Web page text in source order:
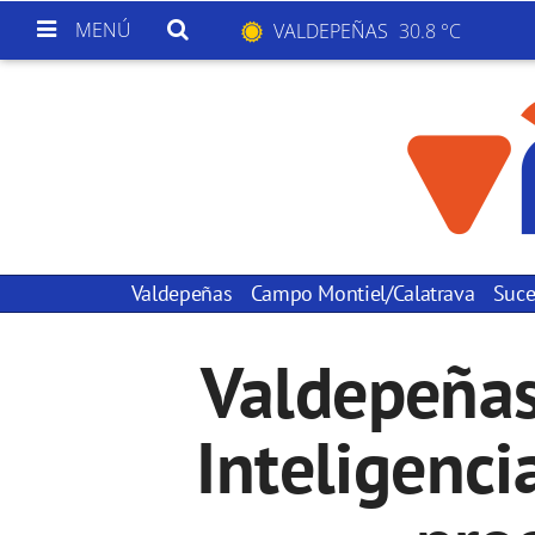
MENÚ VALDEPEÑAS 30.8 °C
Valdepeñas Campo Montiel/Calatrava